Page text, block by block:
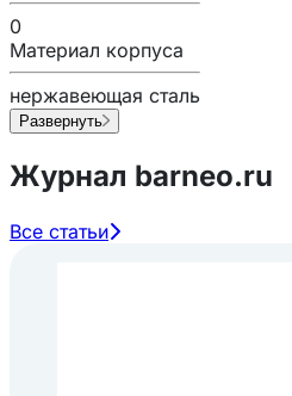
0
Материал корпуса
нержавеющая сталь
Развернуть
Журнал barneo.ru
Все статьи